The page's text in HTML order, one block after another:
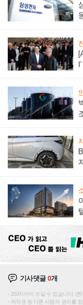
기사댓글0개
200자까지 쓰실 수 있습니다. (
저작권 등 다른 사람의 권리를